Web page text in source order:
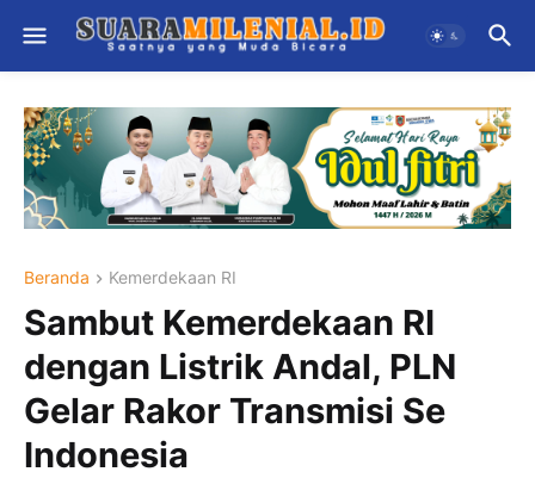
Beranda Kemerdekaan RI
Sambut Kemerdekaan RI
dengan Listrik Andal, PLN
Gelar Rakor Transmisi Se
Indonesia